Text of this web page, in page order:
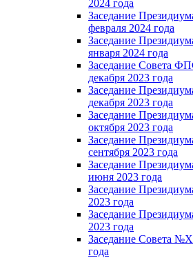
2024 года
Заседание
февраля 2024 года
Заседание
января 2024 года
Заседание Совета
декабря 2023 года
Заседание
декабря 2023 года
Заседание
октября 2023 года
Заседание
сентября 2023 года
Заседание
июня 2023 года
Заседание
2023 года
Заседание
2023 года
Заседание Совета
года